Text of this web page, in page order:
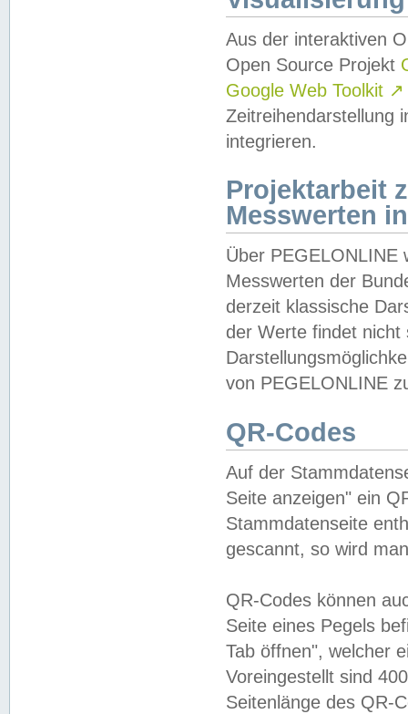
Aus der interaktiven
Open Source Projekt
Google Web Toolkit ↗
Zeitreihendarstellung
integrieren.
Projektarbeit
Messwerten
Über PEGELONLINE
Messwerten der
derzeit klassische
der Werte findet
von PEGELONLINE
QR-Codes
Auf der
Seite anzeigen" ein
Stammdatenseite
gescannt, so wird
QR-Codes können
Seite eines Pegels
Tab öffnen", welcher
Voreingestellt sind
Seitenlänge des QR-